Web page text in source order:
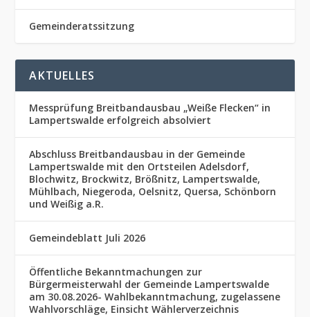
Gemeinderatssitzung
AKTUELLES
Messprüfung Breitbandausbau „Weiße Flecken“ in
Lampertswalde erfolgreich absolviert
Abschluss Breitbandausbau in der Gemeinde
Lampertswalde mit den Ortsteilen Adelsdorf,
Blochwitz, Brockwitz, Brößnitz, Lampertswalde,
Mühlbach, Niegeroda, Oelsnitz, Quersa, Schönborn
und Weißig a.R.
Gemeindeblatt Juli 2026
Öffentliche Bekanntmachungen zur
Bürgermeisterwahl der Gemeinde Lampertswalde
am 30.08.2026- Wahlbekanntmachung, zugelassene
Wahlvorschläge, Einsicht Wählerverzeichnis